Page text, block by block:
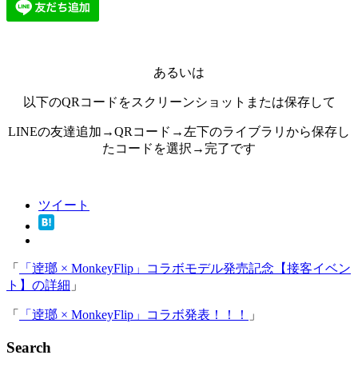
あるいは
以下のQRコードをスクリーンショットまたは保存して
LINEの友達追加→QRコード→左下のライブラリから保存し
たコードを選択→完了です
ツイート
「
「逹瑯 × MonkeyFlip」コラボモデル発売記念【接客イベン
ト】の詳細 」
「 「逹瑯 × MonkeyFlip」コラボ発表！！！ 」
Search